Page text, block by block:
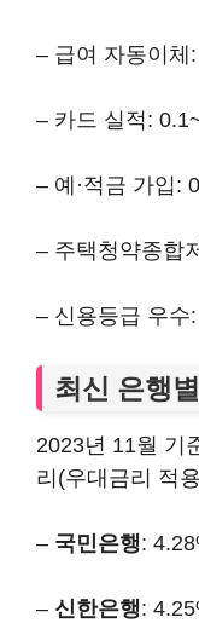
– 급여 자동이체
– 카드 실적:
– 예·적금 가입:
– 주택청약종합
– 신용등급 우수
최신 은행
2023년 11월 기
리(우대금리 적
– 국민은행:
– 신한은행: